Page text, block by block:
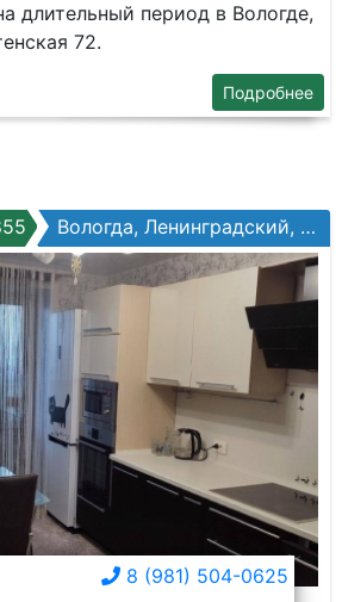
длительный период в Вологде,
72.
Подробнее
Вологда, Ленинградский, Гагарина ул, №70
8 (981) 504-0625